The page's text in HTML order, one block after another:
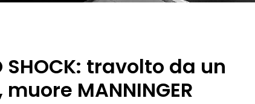
SHOCK: travolto da un
MANNINGER